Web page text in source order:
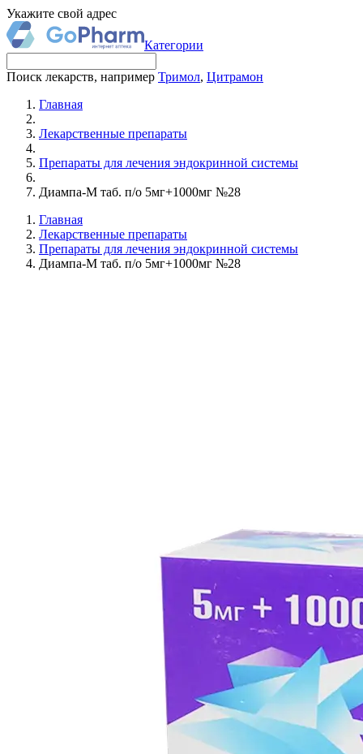
Укажите свой адрес
Категории
Поиск лекарств, например Тримол, Цитрамон
Главная
Лекарственные препараты
Препараты для лечения эндокринной системы
Диампа-М таб. п/о 5мг+1000мг №28
Главная
Лекарственные препараты
Препараты для лечения эндокринной системы
Диампа-М таб. п/о 5мг+1000мг №28